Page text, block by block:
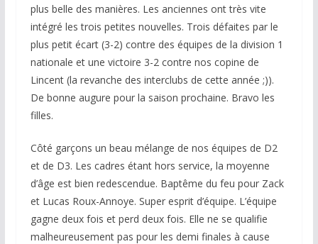
plus belle des manières. Les anciennes ont très vite
intégré les trois petites nouvelles. Trois défaites par le
plus petit écart (3-2) contre des équipes de la division 1
nationale et une victoire 3-2 contre nos copine de
Lincent (la revanche des interclubs de cette année ;)).
De bonne augure pour la saison prochaine. Bravo les
filles.
Côté garçons un beau mélange de nos équipes de D2
et de D3. Les cadres étant hors service, la moyenne
d’âge est bien redescendue. Baptême du feu pour Zack
et Lucas Roux-Annoye. Super esprit d’équipe. L’équipe
gagne deux fois et perd deux fois. Elle ne se qualifie
malheureusement pas pour les demi finales à cause